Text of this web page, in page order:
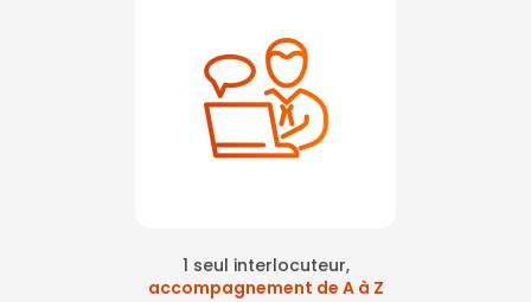
1 seul interlocuteur,
accompagnement de A à Z